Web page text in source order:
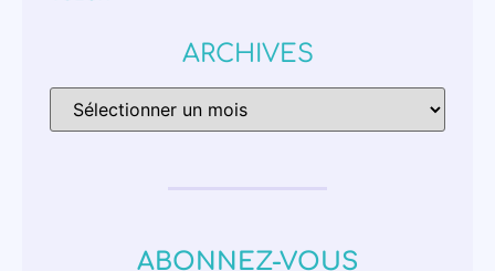
ARCHIVES
ABONNEZ-VOUS